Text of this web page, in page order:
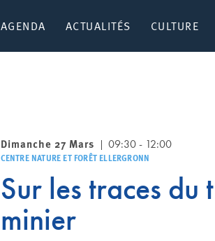
AGENDA ACTUALITÉS CULTURE
Dimanche 27 Mars 09:30 - 12:00
CENTRE NATURE ET FORÊT ELLERGRONN
Sur les traces du
minier